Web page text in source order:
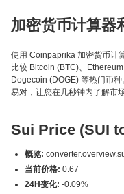
加密货币计算器
使用 Coinpaprika 加密货币计
比较 Bitcoin (BTC)、
Dogecoin (DOGE) 等热门币
易对，让您在几秒钟内了解市场
Sui Price (SUI
概览:
当前价格: 0.67
24H变化: -0.09%